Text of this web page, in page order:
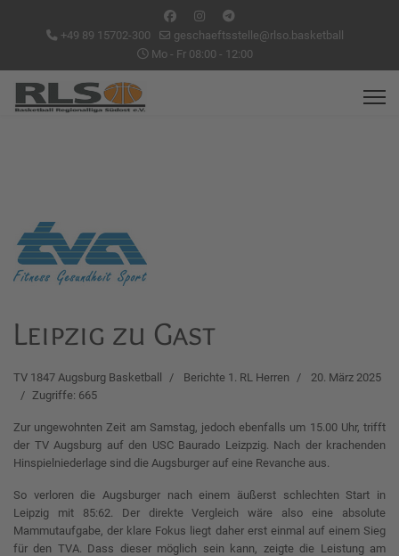
+49 89 15702-300
geschaeftsstelle@rlso.basketball
Mo - Fr 08:00 - 12:00
Leipzig zu Gast
TV 1847 Augsburg Basketball Berichte 1. RL Herren
20. März 2025
Zugriffe: 665
Zur ungewohnten Zeit am Samstag, jedoch ebenfalls um 15.00 Uhr, trifft
der TV Augsburg auf den USC Baurado Leizpzig. Nach der krachenden
Hinspielniederlage sind die Augsburger auf eine Revanche aus.
So verloren die Augsburger nach einem äußerst schlechten Start in
Leipzig mit 85:62. Der direkte Vergleich wäre also eine absolute
Mammutaufgabe, der klare Fokus liegt daher erst einmal auf einem Sieg
für den TVA. Dass dieser möglich sein kann, zeigte die Leistung am